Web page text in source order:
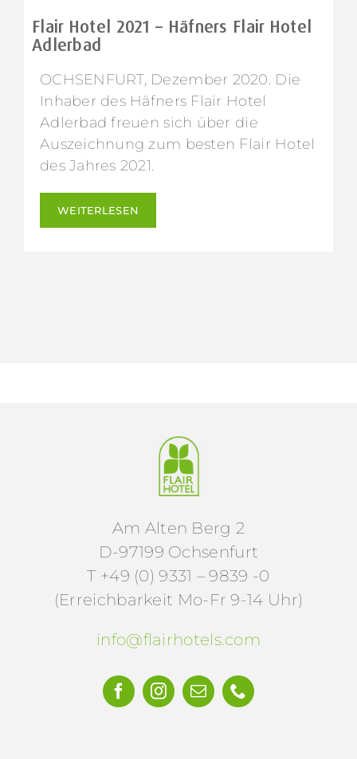
Flair Hotel 2021 – Häfners Flair Hotel
Adlerbad
OCHSENFURT, Dezember 2020. Die
Inhaber des Häfners Flair Hotel
Adlerbad freuen sich über die
Auszeichnung zum besten Flair Hotel
des Jahres 2021.
WEITERLESEN
Am Alten Berg 2
D-97199 Ochsenfurt
T +49 (0) 9331 – 9839 -0
(Erreichbarkeit Mo-Fr 9-14 Uhr)
info@flairhotels.com